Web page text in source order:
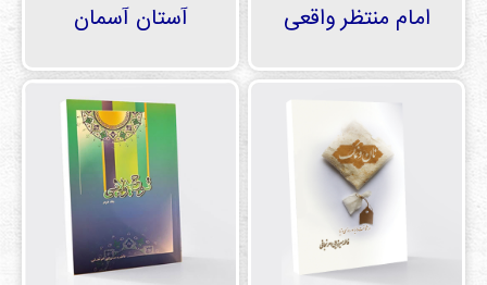
امام منتظر واقعی آستان آسمان